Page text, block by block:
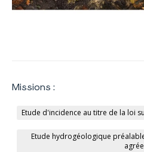
Missions :
Etude d'incidence au titre de la loi
Etude hydrogéologique
agrée